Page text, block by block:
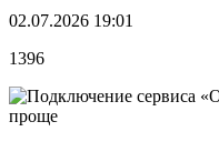
02.07.2026 19:01
1396